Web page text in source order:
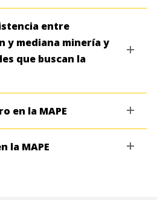
entre
y mediana minería y
que buscan la
en la MAPE
la MAPE